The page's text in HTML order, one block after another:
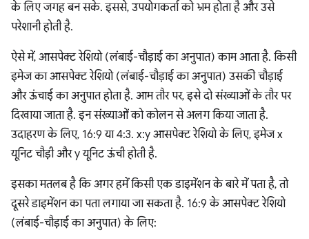
के लिए जगह बन सके. इससे, उपयोगकर्ता को भ्रम होता है और उसे
परेशानी होती है.
ऐसे में, आसपेक्ट रेशियो (लंबाई-चौड़ाई का अनुपात) काम आता है. किसी
इमेज का आसपेक्ट रेशियो (लंबाई-चौड़ाई का अनुपात) उसकी चौड़ाई
और ऊंचाई का अनुपात होता है. आम तौर पर, इसे दो संख्याओं के तौर पर
दिखाया जाता है. इन संख्याओं को कोलन से अलग किया जाता है.
उदाहरण के लिए, 16:9 या 4:3. x:y आसपेक्ट रेशियो के लिए, इमेज x
यूनिट चौड़ी और y यूनिट ऊंची होती है.
इसका मतलब है कि अगर हमें किसी एक डाइमेंशन के बारे में पता है, तो
दूसरे डाइमेंशन का पता लगाया जा सकता है. 16:9 के आसपेक्ट रेशियो
(लंबाई-चौड़ाई का अनुपात) के लिए: